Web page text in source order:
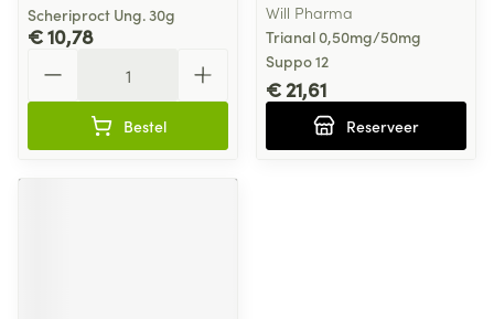
Scheriproct Ung. 30g
€ 10,78
Bestel
Will Pharma
Trianal 0,50mg/50mg
Suppo 12
€ 21,61
Reserveer